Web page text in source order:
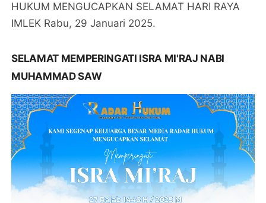
HUKUM MENGUCAPKAN SELAMAT HARI RAYA
IMLEK Rabu, 29 Januari 2025.
SELAMAT MEMPERINGATI ISRA MI'RAJ NABI
MUHAMMAD SAW